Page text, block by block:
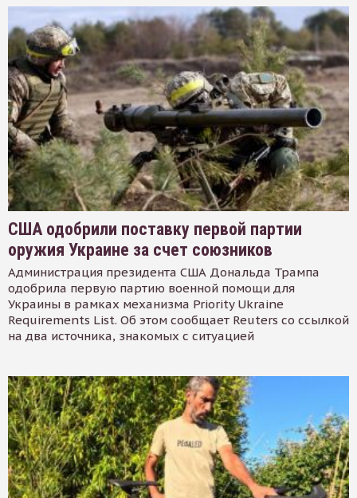
США одобрили поставку первой партии
оружия Украине за счет союзников
Администрация президента США Дональда Трампа
одобрила первую партию военной помощи для
Украины в рамках механизма Priority Ukraine
Requirements List. Об этом сообщает Reuters со ссылкой
на два источника, знакомых с ситуацией